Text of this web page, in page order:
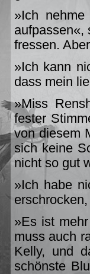
»Ich
aufpassen«,
fressen.
»Ich kann
dass mein
»Miss
fester
von diesem
sich keine
nicht so gut
»Ich habe
»Es ist
muss auch
Kelly, und
schönste